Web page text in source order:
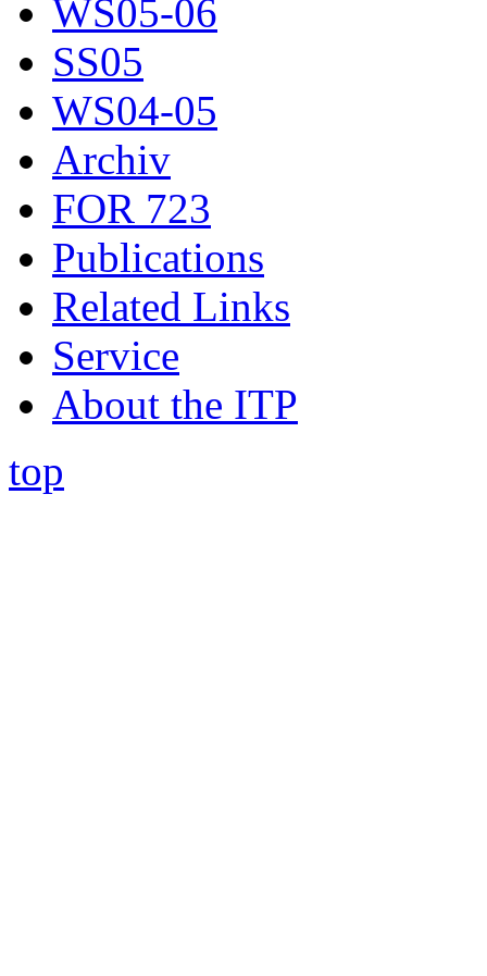
WS05-06
SS05
WS04-05
Archiv
FOR 723
Publications
Related Links
Service
About the ITP
top